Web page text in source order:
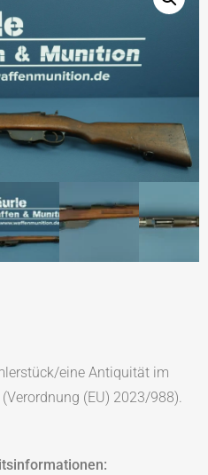
eine Antiquität im
(EU) 2023/988).